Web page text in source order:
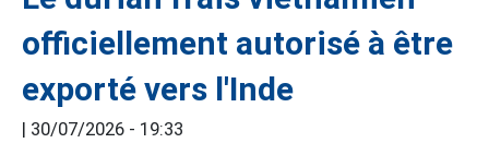
officiellement autorisé à être
exporté vers l'Inde
| 30/07/2026 - 19:33